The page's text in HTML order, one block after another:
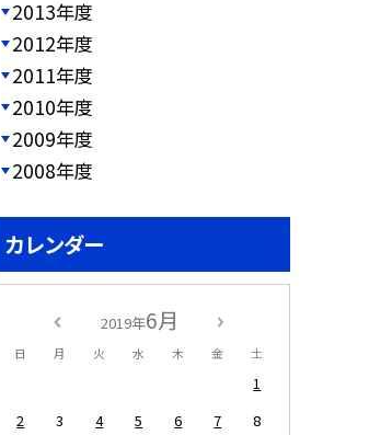
2013年度
2012年度
2011年度
2010年度
2009年度
2008年度
カレンダー
2019年6月
日 月 火 水 木 金 土
1
2
3 4 5 6 7
8